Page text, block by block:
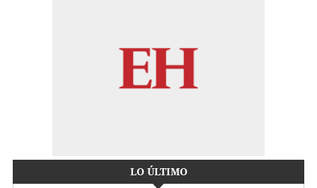
LO ÚLTIMO